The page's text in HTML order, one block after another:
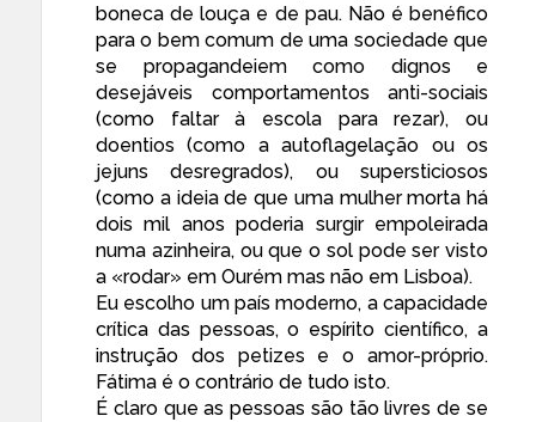
boneca de louça e de pau. Não é benéfico
para o bem comum de uma sociedade que
se propagandeiem como dignos e
desejáveis comportamentos anti-sociais
(como faltar à escola para rezar), ou
doentios (como a autoflagelação ou os
jejuns desregrados), ou supersticiosos
(como a ideia de que uma mulher morta há
dois mil anos poderia surgir empoleirada
numa azinheira, ou que o sol pode ser visto
a «rodar» em Ourém mas não em Lisboa).
Eu escolho um país moderno, a capacidade
crítica das pessoas, o espírito científico, a
instrução dos petizes e o amor-próprio.
Fátima é o contrário de tudo isto.
É claro que as pessoas são tão livres de se